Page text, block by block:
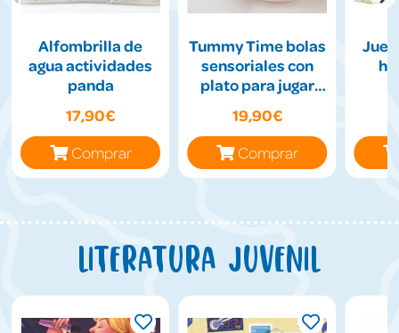
Alfombrilla de
agua actividades
panda
17,90€
Comprar
Tummy Time bolas
sensoriales con
plato para jugar
19,90€
Comprar
Literatura juvenil